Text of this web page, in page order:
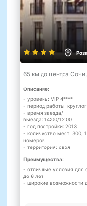
65 км до центра
Описание:
- уровень: VIP 4****
- период работы:
- время заезда/
выезда: 14:00/12:00
- год постройки: 2013
- количество мест: 300,
номеров
- территория: своя
Преимущества:
- отличные условия для
до 6 лет
- широкие возможности